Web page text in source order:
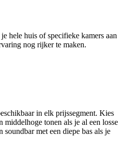
hele huis of specifieke kamers aan
nog rijker te maken.
in elk prijssegment. Kies
middelhoge tonen als je al een losse
met een diepe bas als je